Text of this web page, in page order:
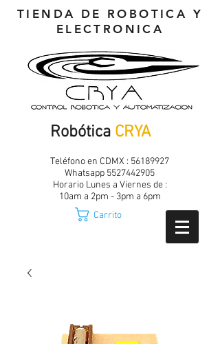
TIENDA DE ROBOTICA Y
ELECTRONICA
Robótica CRYA
Teléfono en CDMX : 56189927
Whatsapp 5527442905
Horario Lunes a Viernes de :
10am a 2pm - 3pm a 6pm
Carrito